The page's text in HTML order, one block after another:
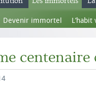
Devenir immortel